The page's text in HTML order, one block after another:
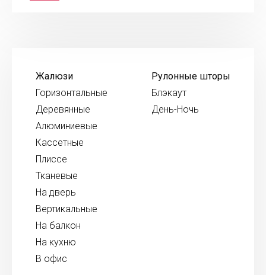
Жалюзи
Горизонтальные
Деревянные
Алюминиевые
Кассетные
Плиссе
Тканевые
На дверь
Вертикальные
На балкон
На кухню
В офис
Рулонные шторы
Блэкаут
День-Ночь